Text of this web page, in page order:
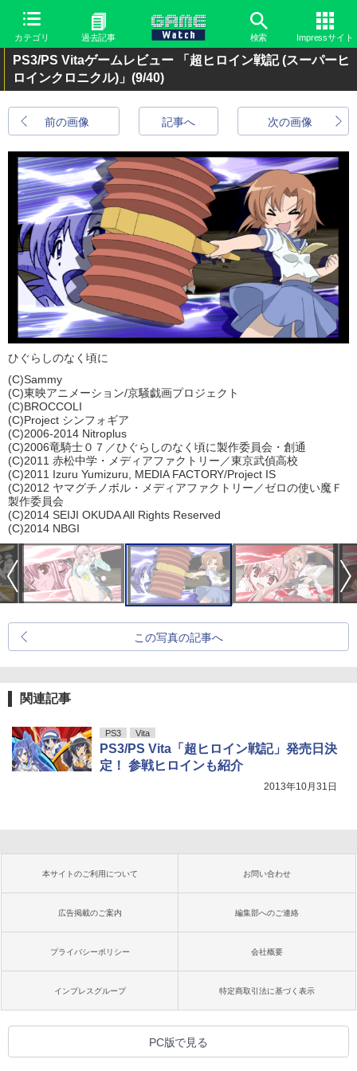
カテゴリ 過去記事 検索 Impressサイト
PS3/PS Vitaゲームレビュー 「超ヒロイン戦記 (スーパーヒ
ロインクロニクル)」 (9/40)
前の画像 次の画像
記事へ
ひぐらしのなく頃に
(C)Sammy
(C)東映アニメーション/京騒戯画プロジェクト
(C)BROCCOLI
(C)Project シンフォギア
(C)2006-2014 Nitroplus
(C)2006竜騎士０７／ひぐらしのなく頃に製作委員会・創通
(C)2011 赤松中学・メディアファクトリー／東京武偵高校
(C)2011 Izuru Yumizuru, MEDIA FACTORY/Project IS
(C)2012 ヤマグチノボル・メディアファクトリー／ゼロの使い魔Ｆ
製作委員会
(C)2014 SEIJI OKUDA All Rights Reserved
(C)2014 NBGI
この写真の記事へ
関連記事
PS3 Vita
PS3/PS Vita「超ヒロイン戦記」発売日決
定！ 参戦ヒロインも紹介
2013年10月31日
本サイトのご利用について お問い合わせ
広告掲載のご案内 編集部へのご連絡
プライバシーポリシー 会社概要
インプレスグループ 特定商取引法に基づく表示
PC版で見る